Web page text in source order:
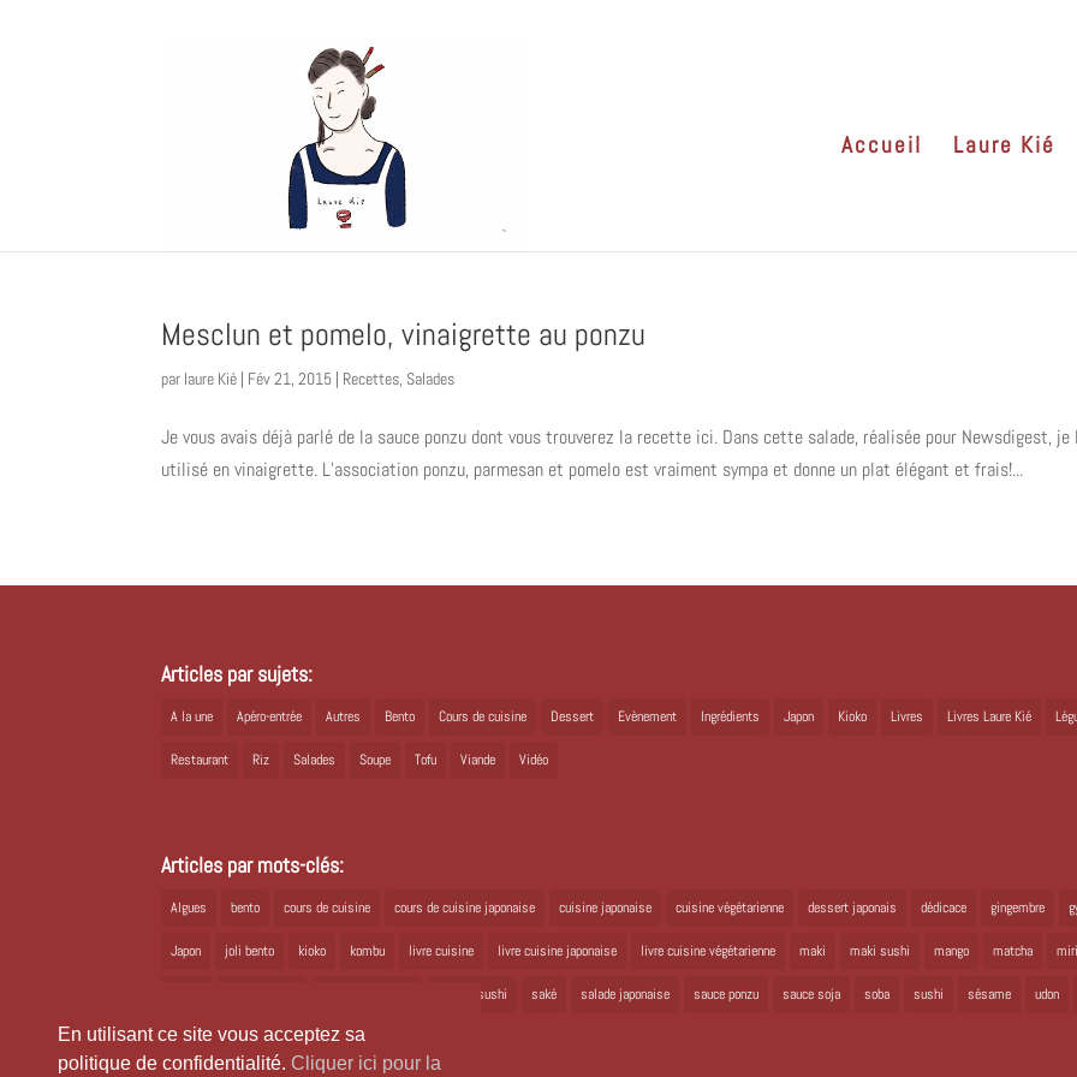
En utilisant ce site vous acceptez sa
politique de confidentialité. Cliquer ici pour la
Accueil Laure Kié
Mesclun et pomelo, vinaigrette au ponzu
par laure Kié | Fév 21, 2015 | Recettes, Salades
Je vous avais déjà parlé de la sauce ponzu dont vous trouverez la recette ici. Dans cette salade, réalisée pour Newsdigest, je
utilisé en vinaigrette. L’association ponzu, parmesan et pomelo est vraiment sympa et donne un plat élégant et frais!...
Articles par sujets:
A la une Apéro-entrée Autres Bento Cours de cuisine Dessert Evènement Ingrédients Japon Kioko Livres Livres Laure Kié
Restaurant Riz Salades Soupe Tofu Viande Vidéo
Articles par mots-clés:
Algues bento cours de cuisine cours de cuisine japonaise cuisine japonaise cuisine végétarienne dessert japonais dédicace gingembre
Japon joli bento kioko kombu livre cuisine livre cuisine japonaise livre cuisine végétarienne maki maki sushi mango matcha
recette sushi saké salade japonaise sauce ponzu sauce soja soba sushi sésame udon